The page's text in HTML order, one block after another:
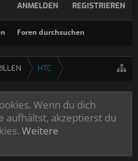
Foren durchsuchen
ANMELDEN REGISTRIEREN
HTC
Wenn du dich
aufhältst, akzeptierst du
Weitere